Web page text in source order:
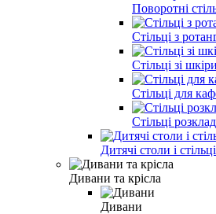
Поворотні
Стільці з
Стільці зі шкіри
Стільці для
Стільці
Дитячі столи і стільці
Дивани та крісла
Дивани